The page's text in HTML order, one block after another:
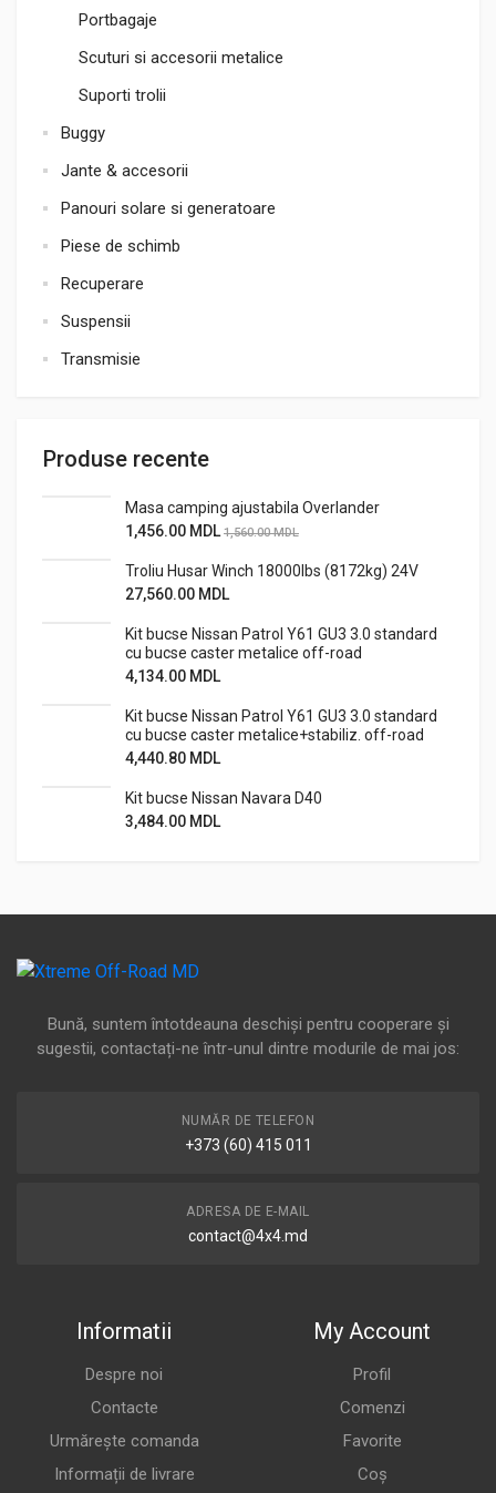
Portbagaje
Scuturi si accesorii metalice
Suporti trolii
Buggy
Jante & accesorii
Panouri solare si generatoare
Piese de schimb
Recuperare
Suspensii
Transmisie
Produse recente
Masa camping ajustabila Overlander
1,456.00 MDL 1,560.00MDL
Troliu Husar Winch 18000lbs (8172kg) 24V
27,560.00 MDL
Kit bucse Nissan Patrol Y61 GU3 3.0 standard
cu bucse caster metalice off-road
4,134.00 MDL
Kit bucse Nissan Patrol Y61 GU3 3.0 standard
cu bucse caster metalice+stabiliz. off-road
4,440.80 MDL
Kit bucse Nissan Navara D40
3,484.00 MDL
Bună, suntem întotdeauna deschiși pentru cooperare și
sugestii, contactați-ne într-unul dintre modurile de mai jos:
NUMĂR DE TELEFON
+373 (60) 415 011
ADRESA DE E-MAIL
contact@4x4.md
Informatii
Despre noi
Contacte
Urmărește comanda
Informații de livrare
My Account
Profil
Comenzi
Favorite
Coș